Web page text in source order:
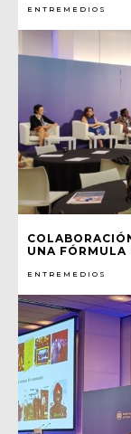
ENTREMEDIOS
UNA FÓRMULA
ENTREMEDIOS